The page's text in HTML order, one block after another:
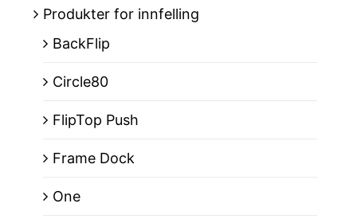
Produkter for innfelling
BackFlip
Circle80
FlipTop Push
Frame Dock
One